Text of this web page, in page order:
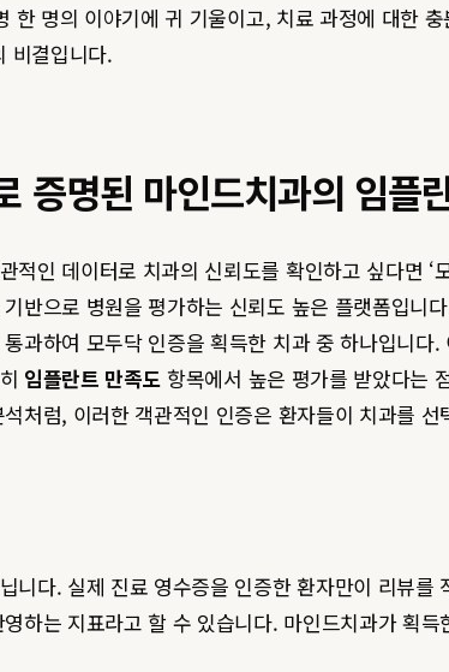
한 명의 이야기에 귀 기울이고, 치료 과정에 대한
비결입니다.
증명된 마인드치과의 임플
적인 데이터로 치과의 신뢰도를 확인하고 싶다면
반으로 병원을 평가하는 신뢰도 높은 플랫폼입
과하여 모두닥 인증을 획득한 치과 중 하나입니
임플란트 만족도 항목에서 높은 평가를 받았다는
처럼, 이러한 객관적인 인증은 환자들이 치과를
니다. 실제 진료 영수증을 인증한 환자만이 리뷰
하는 지표라고 할 수 있습니다. 마인드치과가 획득